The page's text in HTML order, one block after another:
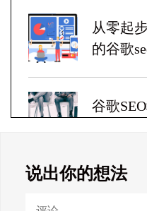
从零起
的谷歌
谷歌
Google
说出你的想法